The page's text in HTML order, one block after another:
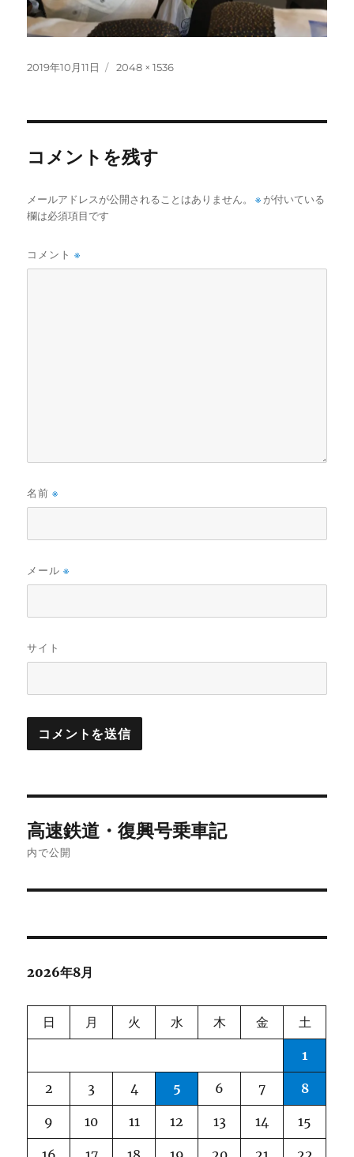
投
2019年10月11日
フ
2048 × 1536
コメントを残す
メールアドレスが公開されることはありません。 ※ が付いている
欄は必須項目です
コメント※
名前※
メール※
サイト
稿
ゲ
ー
シ
ョ
ン
高速鉄道・復興号乗車記
内で公開
2026年8月
日 月 火 水 木 金 土
1
2 3 4 5 6 7 8
9 10 11 12 13 14 15